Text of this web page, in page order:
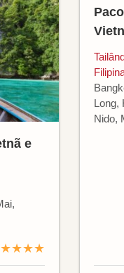
e
★★★★
Long,
Nido,